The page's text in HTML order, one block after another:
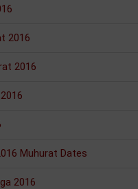
2016
2016
Muhurat Dates
2016